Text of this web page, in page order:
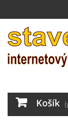
Košík